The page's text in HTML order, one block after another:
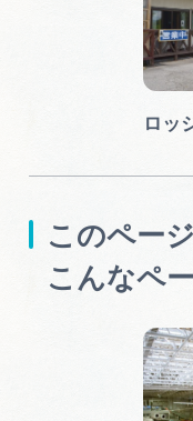
ロッ
このペー
こんなペ